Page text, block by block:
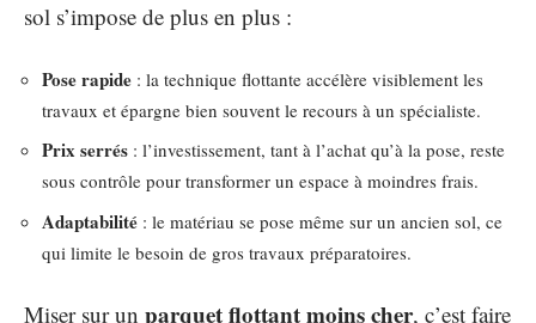
sol s’impose de plus en plus :
Pose rapide : la technique flottante accélère visiblement les
travaux et épargne bien souvent le recours à un spécialiste.
Prix serrés : l’investissement, tant à l’achat qu’à la pose, reste
sous contrôle pour transformer un espace à moindres frais.
Adaptabilité : le matériau se pose même sur un ancien sol, ce
qui limite le besoin de gros travaux préparatoires.
Miser sur un parquet flottant moins cher, c’est faire